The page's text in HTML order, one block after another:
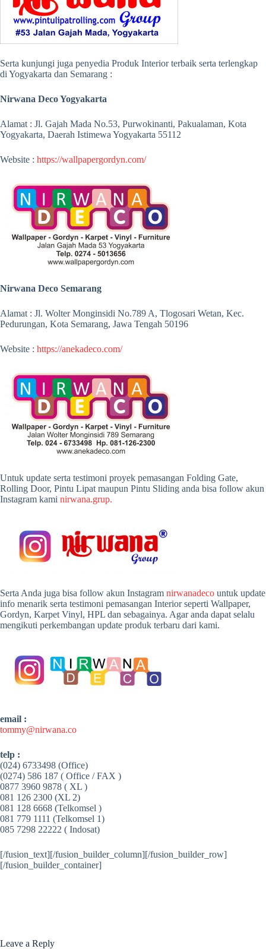
Serta kunjungi juga penyedia Produk Interior terbaik serta terlengkap
di Yogyakarta dan Semarang :
Nirwana Deco Yogyakarta
Alamat : Jl. Gajah Mada No.53, Purwokinanti, Pakualaman, Kota
Yogyakarta, Daerah Istimewa Yogyakarta 55112
Website : https://wallpapergordyn.com/
Nirwana Deco Semarang
Alamat : Jl. Wolter Monginsidi No.789 A, Tlogosari Wetan, Kec.
Pedurungan, Kota Semarang, Jawa Tengah 50196
Website : https://anekadeco.com/
Untuk update serta testimoni proyek pemasangan Folding Gate,
Rolling Door, Pintu Lipat maupun Pintu Sliding anda bisa follow akun
Instagram kami nirwana.grup.
Serta Anda juga bisa follow akun Instagram nirwanadeco untuk update
info menarik serta testimoni pemasangan Interior seperti Wallpaper,
Gordyn, Karpet Vinyl, HPL dan sebagainya. Agar anda dapat selalu
mengikuti perkembangan update produk terbaru dari kami.
email :
tommy@nirwana.co
telp :
(024) 6733498 (Office)
(0274) 586 187 ( Office / FAX )
0877 3960 9878 ( XL )
081 126 2300 (XL 2)
081 128 6668 (Telkomsel )
081 779 1111 (Telkomsel 1)
085 7298 22222 ( Indosat)
[/fusion_text][/fusion_builder_column][/fusion_builder_row]
[/fusion_builder_container]
Leave a Reply